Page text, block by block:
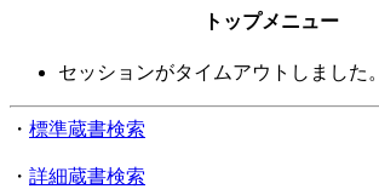
トップメニュー
セッションがタイムアウトしました。
・ 標準蔵書検索
・ 詳細蔵書検索